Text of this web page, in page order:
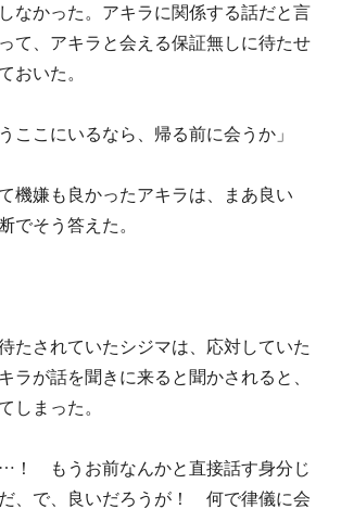
なかった。アキラに関係する話だと言
て、アキラと会える保証無しに待たせ
おいた。
ここにいるなら、帰る前に会うか」
機嫌も良かったアキラは、まあ良い
でそう答えた。
たされていたシジマは、応対していた
ラが話を聞きに来ると聞かされると、
しまった。
！ もうお前なんかと直接話す身分じ
、で、良いだろうが！ 何で律儀に会